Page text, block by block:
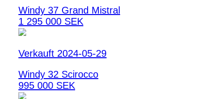
Windy 37 Grand Mistral
1 295 000 SEK
Verkauft 2024-05-29
Windy 32 Scirocco
995 000 SEK